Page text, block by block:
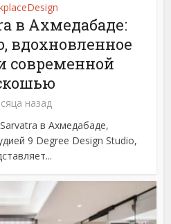
в Ахмедабаде:
вдохновленное
современной
назад
в Ахмедабаде,
9 Degree Design Studio,